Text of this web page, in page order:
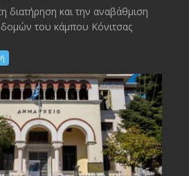
διατήρηση και την αναβάθμιση
του κάμπου Κόνιτσας